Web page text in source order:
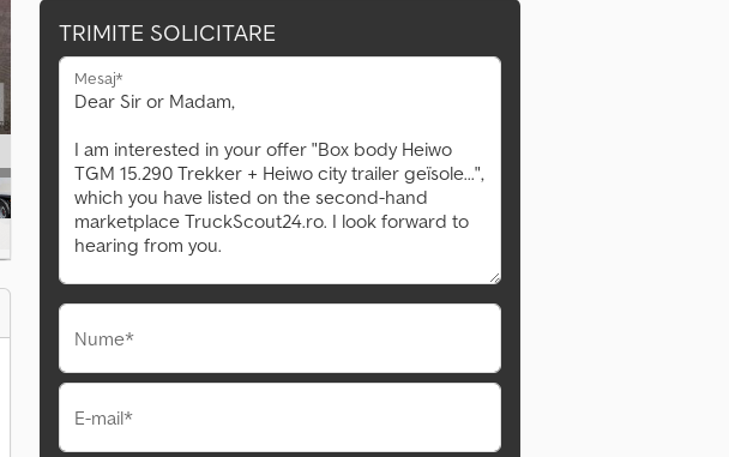
TRIMITE SOLICITARE
Mesaj*
Nume*
E-mail*